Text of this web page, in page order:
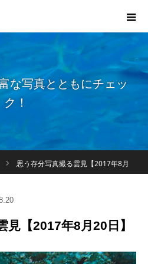
な写真とともにチェッ
ク！
思う存分写真撮る雲見【2017年8月
見【2017年8月20日】